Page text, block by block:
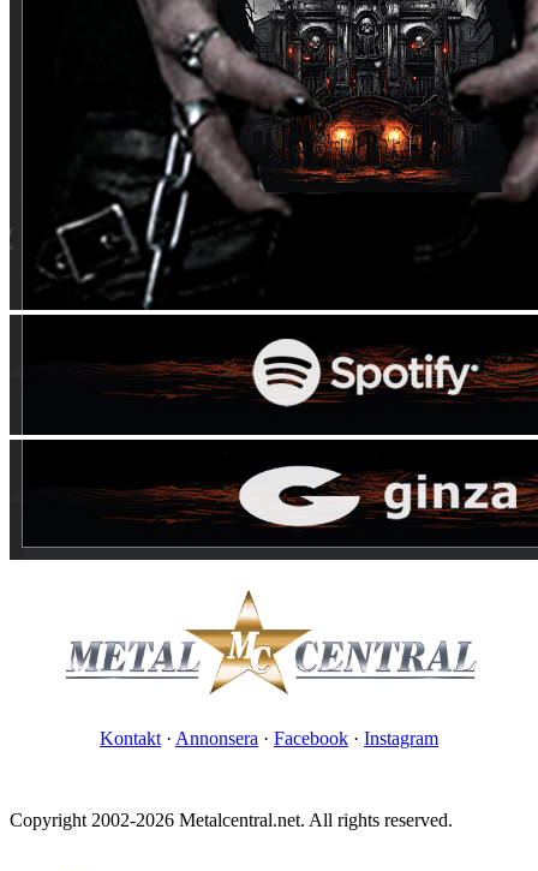
Kontakt · Annonsera · Facebook · Instagram
Copyright 2002-2026 Metalcentral.net. All rights reserved.